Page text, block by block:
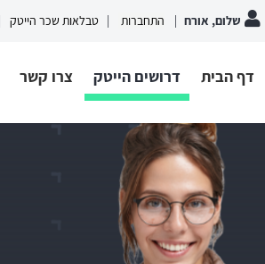
שלום, אורח התחברות טבלאות שכר הייטק
דף הבית דרושים הייטק צרו קשר